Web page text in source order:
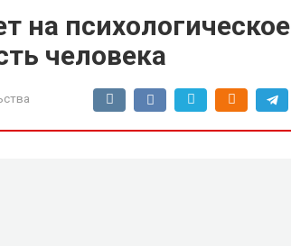
на психологическое
человека